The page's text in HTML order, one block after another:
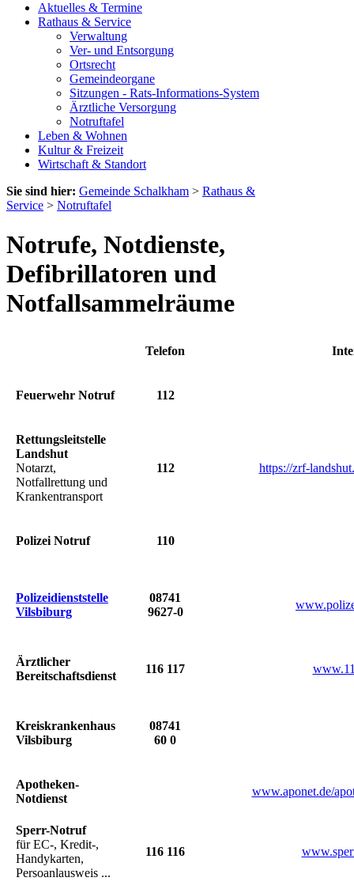
Aktuelles & Termine
Rathaus & Service
Verwaltung
Ver- und Entsorgung
Ortsrecht
Gemeindeorgane
Sitzungen - Rats-Informations-System
Ärztliche Versorgung
Notruftafel
Leben & Wohnen
Kultur & Freizeit
Wirtschaft & Standort
Sie sind hier: Gemeinde Schalkham > Rathaus &
Service > Notruftafel
Notrufe, Notdienste,
Defibrillatoren und
Notfallsammelräume
Telefon
Feuerwehr Notruf 112
Rettungsleitstelle
Landshut
Notarzt,
Notfallrettung und
Krankentransport
112 https://zrf-
Polizei Notruf 110
Polizeidienststelle
Vilsbiburg
08741
9627-0
Ärztlicher
Bereitschaftsdienst
116 117
Kreiskrankenhaus
Vilsbiburg
08741
60 0
Apotheken-
Notdienst
www.aponet.de/
Sperr-Notruf
für EC-, Kredit-,
Handykarten,
Persoanlausweis ...
116 116